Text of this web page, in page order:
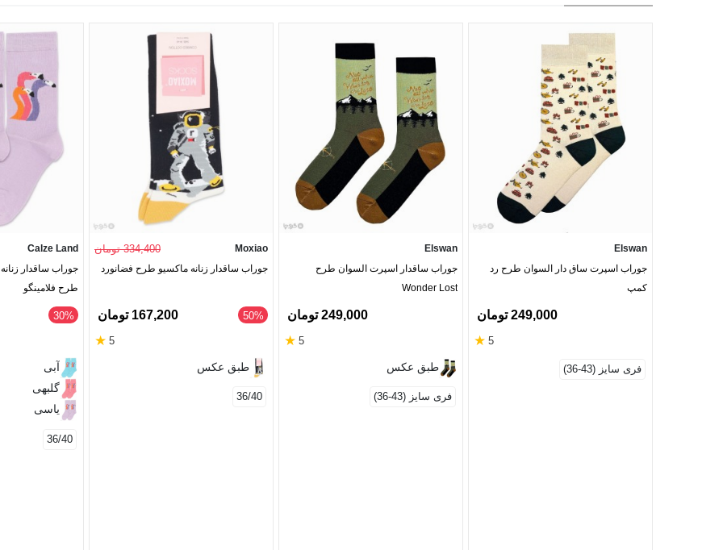
Elswan
جوراب اسپرت ساق دار السوان طرح رد
کمپ
249,000 تومان
5
★
فری سایز (43-36)
Elswan
جوراب ساقدار اسپرت السوان طرح
Wonder Lost
249,000 تومان
5
★
طبق عکس
فری سایز (43-36)
Moxiao 334,400 تومان
جوراب ساقدار زنانه ماکسیو طرح فضانورد
‎50% 167,200 تومان
5
★
طبق عکس
36/40
Calze Land
طرح فلامینگو
‎30%
آبی
گلبهی
یاسی
36/40